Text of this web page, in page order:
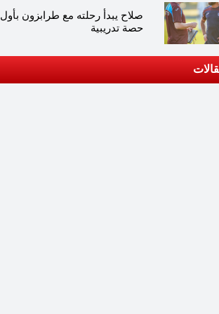
صلاح يبدأ رحلته مع طرابزون بأول
حصة تدريبية